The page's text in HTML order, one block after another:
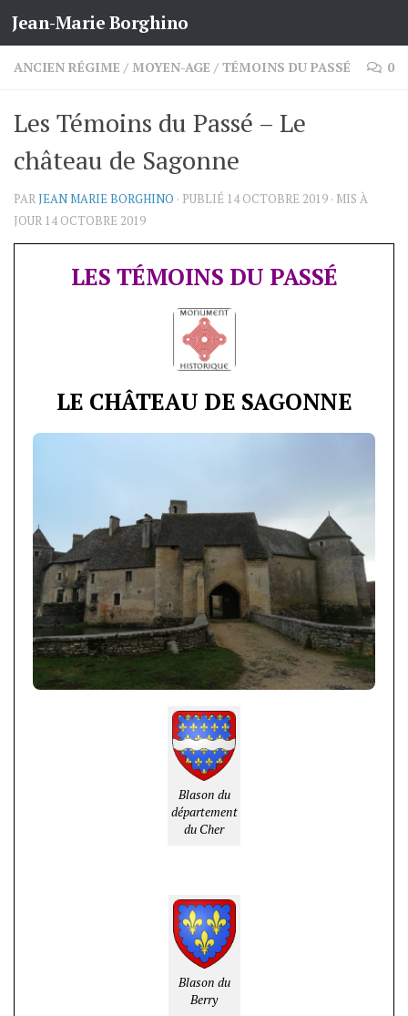
Skip to content
Jean-Marie Borghino
ANCIEN RÉGIME / MOYEN-AGE / TÉMOINS DU PASSÉ 0
Les Témoins du Passé – Le
château de Sagonne
PARJEAN MARIE BORGHINO · PUBLIÉ 14 OCTOBRE 2019 · MIS À
JOUR 14 OCTOBRE 2019
LES TÉMOINS DU PASSÉ
LE CHÂTEAU DE SAGONNE
Blason du
département
du Cher
Blason du
Berry